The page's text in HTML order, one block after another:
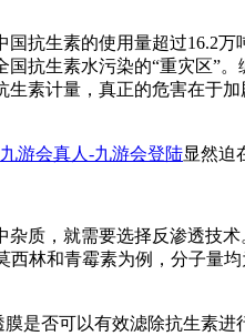
抗生素的使用量超过16.2万
抗生素水污染的“重灾区”
素计量，真正的危害在于
九游会真人-九游会登陆显然迫
质，就需要选择反渗透技术
林和青霉素为例，分子量
否可以有效滤除抗生素进